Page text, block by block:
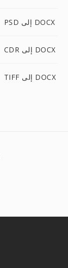
PSD إلى DOCX
CDR إلى DOCX
TIFF إلى DOCX